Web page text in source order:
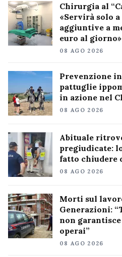
Chirurgia al
«Servirà solo
aggiuntive a
euro al giorno»
08 AGO 2026
Prevenzione
pattuglie
in azione nel
08 AGO 2026
Abituale
pregiudicate:
fatto chiudere
08 AGO 2026
Morti sul
Generazioni:
non
operai”
08 AGO 2026